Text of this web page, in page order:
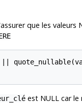
que les valeurs
est NULL car